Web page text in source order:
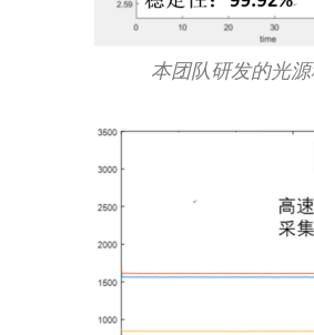
本团队研发的光